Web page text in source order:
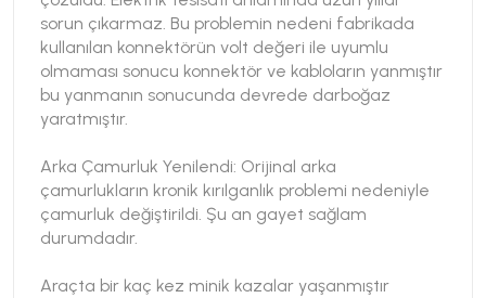
sorun çıkarmaz. Bu problemin nedeni fabrikada
kullanılan konnektörün volt değeri ile uyumlu
olmaması sonucu konnektör ve kabloların yanmıştır
bu yanmanın sonucunda devrede darboğaz
yaratmıştır.
Arka Çamurluk Yenilendi: Orijinal arka
çamurlukların kronik kırılganlık problemi nedeniyle
çamurluk değiştirildi. Şu an gayet sağlam
durumdadır.
Araçta bir kaç kez minik kazalar yaşanmıştır